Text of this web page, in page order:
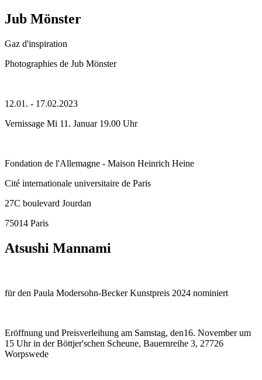
Jub Mönster
Gaz d'inspiration
Photographies de Jub Mönster
12.01. - 17.02.2023
Vernissage Mi 11. Januar 19.00 Uhr
Fondation de l'Allemagne - Maison Heinrich Heine
Cité internationale universitaire de Paris
27C boulevard Jourdan
75014 Paris
Atsushi Mannami
für den Paula Modersohn-Becker Kunstpreis 2024 nominiert
Eröffnung und Preisverleihung am Samstag, den16. November um
15 Uhr in der Böttjer'schen Scheune, Bauernreihe 3, 27726
Worpswede